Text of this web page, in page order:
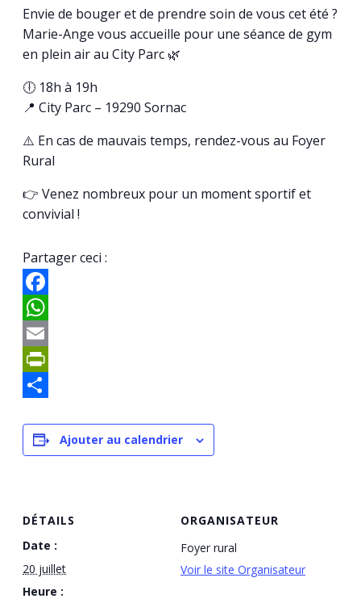
Envie de bouger et de prendre soin de vous cet été ?
Marie-Ange vous accueille pour une séance de gym
en plein air au City Parc 🌿
🕕 18h à 19h
📍 City Parc – 19290 Sornac
⚠️ En cas de mauvais temps, rendez-vous au Foyer
Rural
👉 Venez nombreux pour un moment sportif et
convivial !
Partager ceci :
Facebook
WhatsApp
Email
PrintFriendly
Ajouter au calendrier
DÉTAILS
Date :
20 juillet
Heure :
ORGANISATEUR
Foyer rural
Voir le site Organisateur